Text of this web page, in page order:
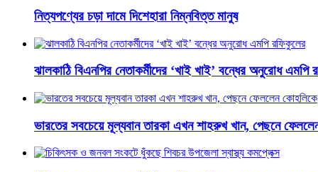
নিত্যপণ্যের চড়া দামে দিশেহারা নিম্নবিত্ত মানুষ
ঝালকাঠি বিএনপির নেতাকর্মীদের ‘খাই খাই’ বন্ধের অনুরোধ এমপি
ভারতের সবচেয়ে মূল্যবান তারকা এখন শাহরুখ খান, পেছনে